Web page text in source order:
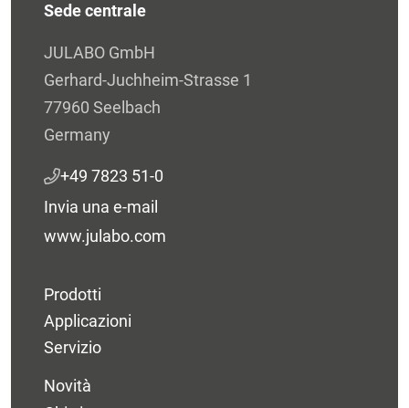
Sede centrale
JULABO GmbH
Gerhard-Juchheim-Strasse 1
77960 Seelbach
Germany
+49 7823 51-0
Invia una e-mail
www.julabo.com
Prodotti
Applicazioni
Servizio
Novità